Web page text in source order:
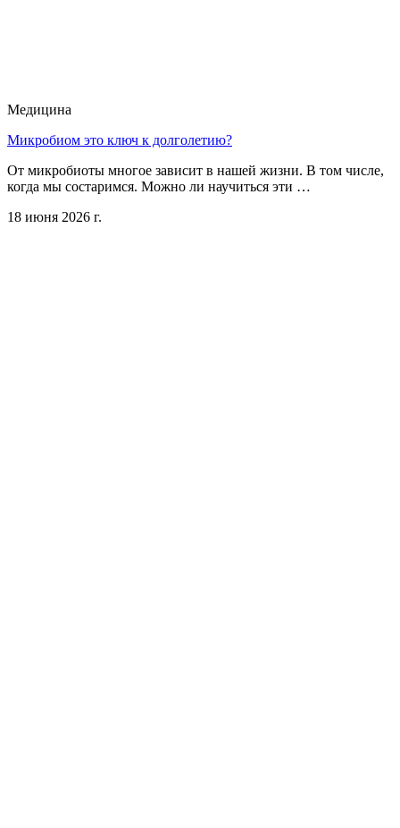
Медицина
Микробиом это ключ к долголетию?
От микробиоты многое зависит в нашей жизни. В том числе,
когда мы состаримся. Можно ли научиться эти …
18 июня 2026 г.